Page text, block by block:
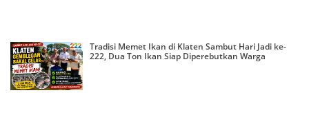
Tradisi Memet Ikan di Klaten Sambut Hari Jadi ke-
222, Dua Ton Ikan Siap Diperebutkan Warga